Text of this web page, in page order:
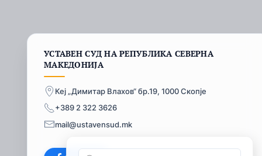
УСТАВЕН СУД НА РЕПУБЛИКА СЕВЕРНА
МАКЕДОНИЈА
Кеј „Димитар Влахов“ бр.19, 1000 Скопје
+389 2 322 3626
mail@ustavensud.mk